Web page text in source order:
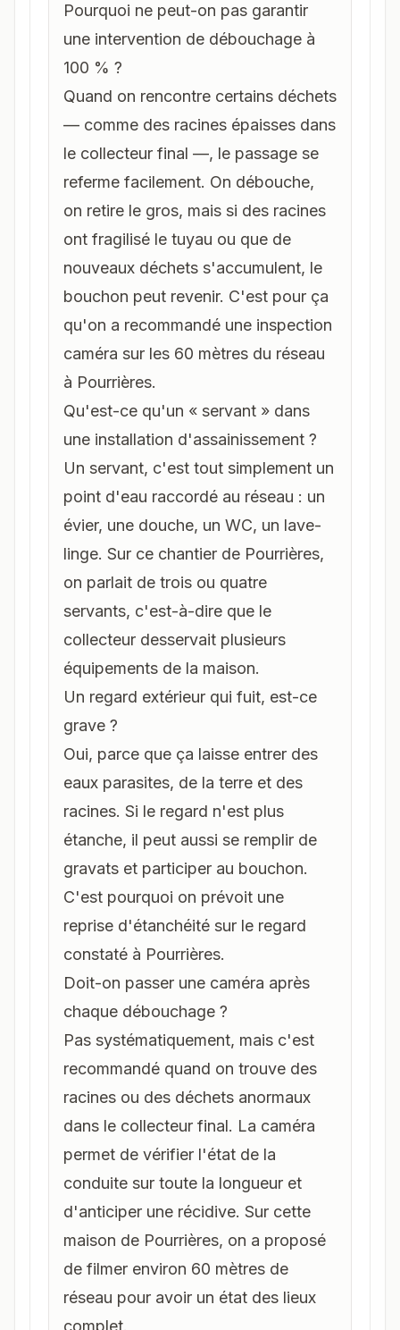
Pourquoi ne peut-on pas garantir
une intervention de débouchage à
100 % ?
Quand on rencontre certains déchets
— comme des racines épaisses dans
le collecteur final —, le passage se
referme facilement. On débouche,
on retire le gros, mais si des racines
ont fragilisé le tuyau ou que de
nouveaux déchets s'accumulent, le
bouchon peut revenir. C'est pour ça
qu'on a recommandé une inspection
caméra sur les 60 mètres du réseau
à Pourrières.
Qu'est-ce qu'un « servant » dans
une installation d'assainissement ?
Un servant, c'est tout simplement un
point d'eau raccordé au réseau : un
évier, une douche, un WC, un lave-
linge. Sur ce chantier de Pourrières,
on parlait de trois ou quatre
servants, c'est-à-dire que le
collecteur desservait plusieurs
équipements de la maison.
Un regard extérieur qui fuit, est-ce
grave ?
Oui, parce que ça laisse entrer des
eaux parasites, de la terre et des
racines. Si le regard n'est plus
étanche, il peut aussi se remplir de
gravats et participer au bouchon.
C'est pourquoi on prévoit une
reprise d'étanchéité sur le regard
constaté à Pourrières.
Doit-on passer une caméra après
chaque débouchage ?
Pas systématiquement, mais c'est
recommandé quand on trouve des
racines ou des déchets anormaux
dans le collecteur final. La caméra
permet de vérifier l'état de la
conduite sur toute la longueur et
d'anticiper une récidive. Sur cette
maison de Pourrières, on a proposé
de filmer environ 60 mètres de
réseau pour avoir un état des lieux
complet.